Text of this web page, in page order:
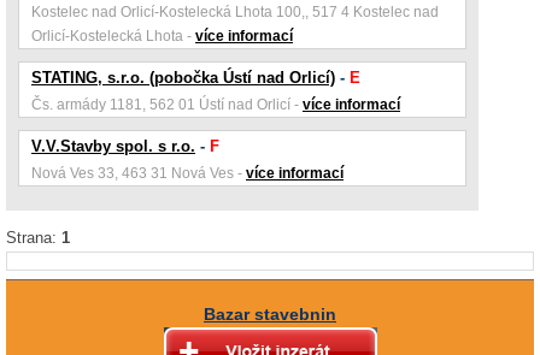
Kostelec nad Orlicí-Kostelecká Lhota 100,, 517 4 Kostelec nad
Orlicí-Kostelecká Lhota - více informací
STATING, s.r.o. (pobočka Ústí nad Orlicí) - E
Čs. armády 1181, 562 01 Ústí nad Orlicí - více informací
V.V.Stavby spol. s r.o. - F
Nová Ves 33, 463 31 Nová Ves - více informací
Strana: 1
Bazar stavebnin